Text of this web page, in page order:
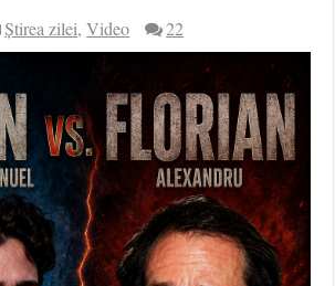
Știrea zilei,Video 22